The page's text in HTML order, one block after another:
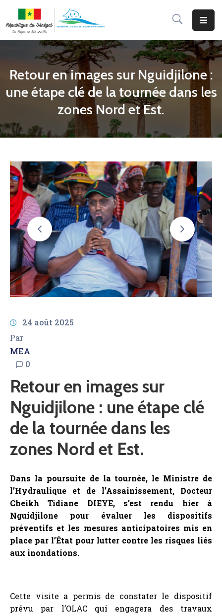
Ministère
Programmes
Projets
Usagers
Actualité
Documentation
AMCOW
Retour en images sur Nguidjilone :
une étape clé de la tournée dans les
zones Nord et Est.
24 août 2025
Par
MEA
0
Retour en images sur
Nguidjilone : une étape clé
de la tournée dans les
zones Nord et Est.
Dans la poursuite de la tournée, le Ministre de
l’Hydraulique et de l’Assainissement, Docteur
Cheikh Tidiane DIEYE, s’est rendu hier à
Nguidjilone pour évaluer les dispositifs
préventifs et les mesures anticipatoires mis en
place par l’État pour lutter contre les risques liés
aux inondations.
Cette visite a permis de constater le dispositif
prévu par l’OLAC qui engagera des travaux